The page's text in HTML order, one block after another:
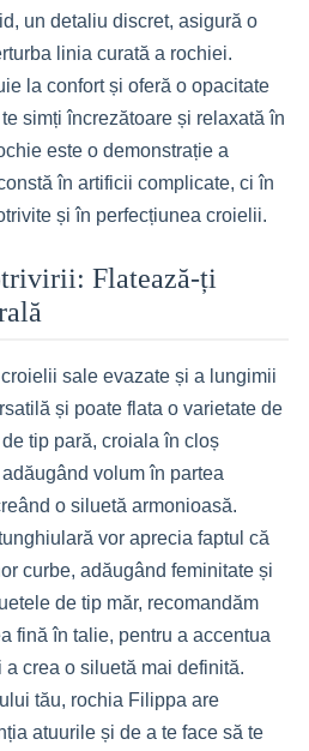
un detaliu discret, asigură o
linia curată a rochiei.
la confort și oferă o opacitate
simți încrezătoare și relaxată în
este o demonstrație a
în artificii complicate, ci în
și în perfecțiunea croielii.
Flatează-ți
sale evazate și a lungimii
și poate flata o varietate de
tip pară, croiala în cloș
volum în partea
o siluetă armonioasă.
vor aprecia faptul că
curbe, adăugând feminitate și
de tip măr, recomandăm
fină în talie, pentru a accentua
crea o siluetă mai definită.
tău, rochia Filippa are
atuurile și de a te face să te